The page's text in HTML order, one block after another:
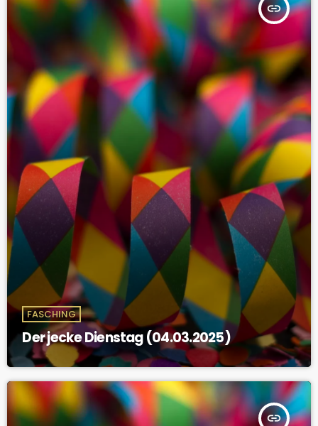
insert_link
FASCHING
Der jecke Dienstag (04.03.2025)
insert_link